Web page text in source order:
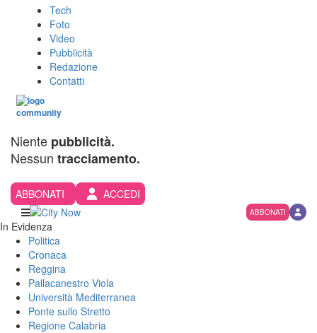
Tech
Foto
Video
Pubblicità
Redazione
Contatti
Niente pubblicità.
Nessun tracciamento.
ABBONATI ACCEDI
ABBONATI
In Evidenza
Politica
Cronaca
Reggina
Pallacanestro Viola
Università Mediterranea
Ponte sullo Stretto
Regione Calabria